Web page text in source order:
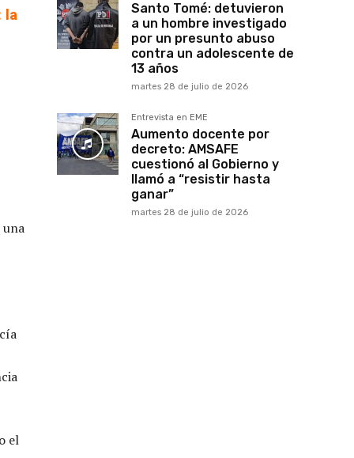
la
el
Santo Tomé: detuvieron
a un hombre investigado
por un presunto abuso
contra un adolescente de
13 años
martes 28 de julio de 2026
Entrevista en EME
Aumento docente por
decreto: AMSAFE
cuestionó al Gobierno y
llamó a “resistir hasta
ganar”
martes 28 de julio de 2026